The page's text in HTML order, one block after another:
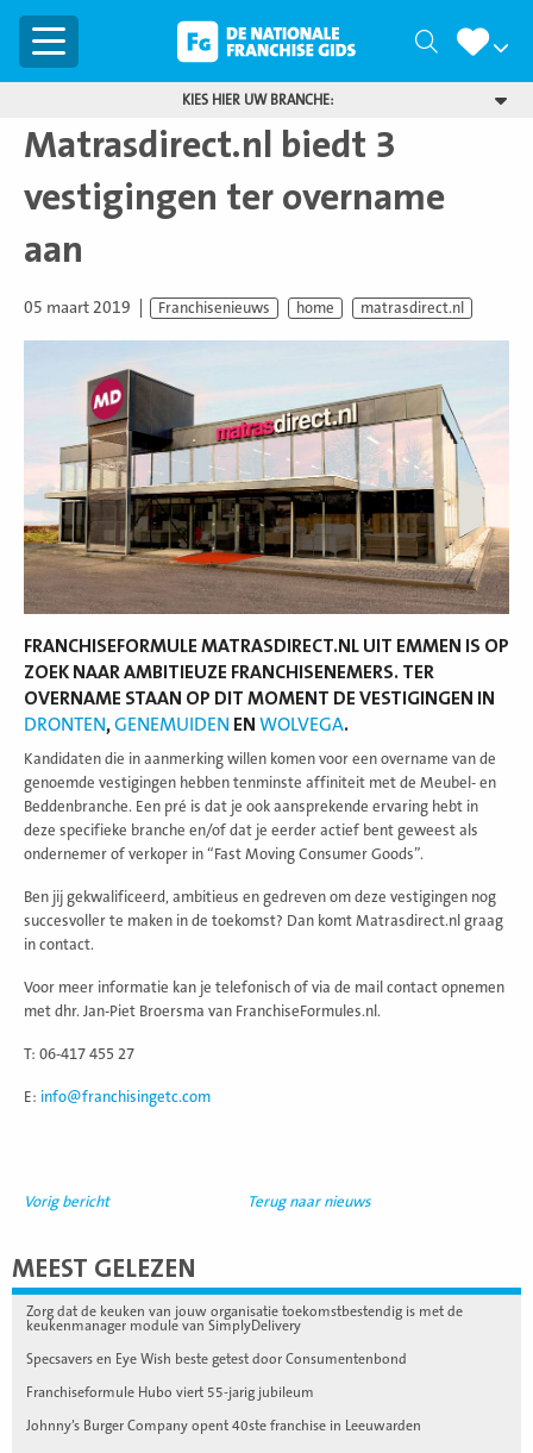
Menu Zoeken
KIES HIER UW BRANCHE:
Matrasdirect.nl biedt 3
vestigingen ter overname
aan
05 maart 2019 Franchisenieuws home matrasdirect.nl
FRANCHISEFORMULE MATRASDIRECT.NL UIT EMMEN IS OP
ZOEK NAAR AMBITIEUZE FRANCHISENEMERS. TER
OVERNAME STAAN OP DIT MOMENT DE VESTIGINGEN IN
DRONTEN,GENEMUIDEN EN WOLVEGA.
Kandidaten die in aanmerking willen komen voor een overname van de
genoemde vestigingen hebben tenminste affiniteit met de Meubel- en
Beddenbranche. Een pré is dat je ook aansprekende ervaring hebt in
deze specifieke branche en/of dat je eerder actief bent geweest als
ondernemer of verkoper in “Fast Moving Consumer Goods”.
Ben jij gekwalificeerd, ambitieus en gedreven om deze vestigingen nog
succesvoller te maken in de toekomst? Dan komt Matrasdirect.nl graag
in contact.
Voor meer informatie kan je telefonisch of via de mail contact opnemen
met dhr. Jan-Piet Broersma van FranchiseFormules.nl.
T: 06-417 455 27
E: info@franchisingetc.com
Vorig bericht Terug naar nieuws
MEEST GELEZEN
Zorg dat de keuken van jouw organisatie toekomstbestendig is met de
keukenmanager module van SimplyDelivery
Specsavers en Eye Wish beste getest door Consumentenbond
Franchiseformule Hubo viert 55-jarig jubileum
Johnny’s Burger Company opent 40ste franchise in Leeuwarden